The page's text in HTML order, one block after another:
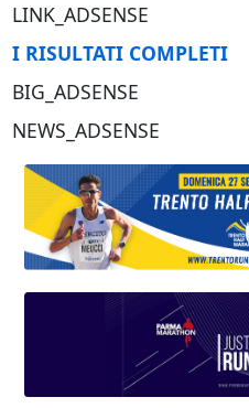
LINK_ADSENSE
I RISULTATI COMPLETI
BIG_ADSENSE
NEWS_ADSENSE